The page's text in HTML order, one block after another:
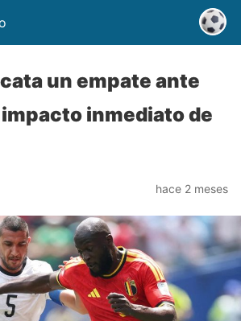
un empate ante
inmediato de
hace 2 meses